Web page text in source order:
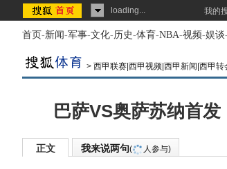
loading... 我的
首页-新闻-军事-文化-历史-体育-NBA-视频-娱谈-
> 西甲联赛|西甲视频|西甲新闻|西甲转
巴萨VS奥萨苏纳首
正文 我来说两句( 人参与)